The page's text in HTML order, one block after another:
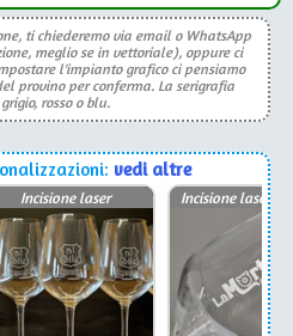
ti chiederemo via email o WhatsApp
meglio se in vettoriale), oppure ci
l'impianto grafico ci pensiamo
provino per conferma. La serigrafia
rosso o blu.
vedi altre
Incisione laser Incisione laser